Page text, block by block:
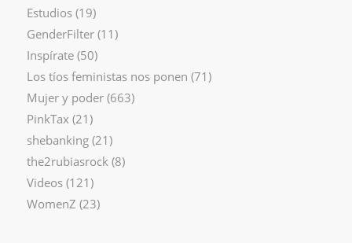
Estudios(19)
GenderFilter(11)
Inspírate(50)
Los tíos feministas nos ponen (71)
Mujer y poder(663)
PinkTax (21)
shebanking(21)
the2rubiasrock (8)
Videos(121)
WomenZ (23)